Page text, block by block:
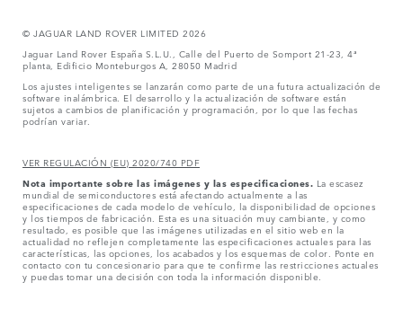
© JAGUAR LAND ROVER LIMITED 2026
Jaguar Land Rover España S.L.U., Calle del Puerto de Somport 21-23, 4ª
planta, Edificio Monteburgos A, 28050 Madrid
Los ajustes inteligentes se lanzarán como parte de una futura actualización de
software inalámbrica. El desarrollo y la actualización de software están
sujetos a cambios de planificación y programación, por lo que las fechas
podrían variar.
VER REGULACIÓN (EU) 2020/740 PDF
Nota importante sobre las imágenes y las especificaciones. La escasez
mundial de semiconductores está afectando actualmente a las
especificaciones de cada modelo de vehículo, la disponibilidad de opciones
y los tiempos de fabricación. Esta es una situación muy cambiante, y como
resultado, es posible que las imágenes utilizadas en el sitio web en la
actualidad no reflejen completamente las especificaciones actuales para las
características, las opciones, los acabados y los esquemas de color. Ponte en
contacto con tu concesionario para que te confirme las restricciones actuales
y puedas tomar una decisión con toda la información disponible.